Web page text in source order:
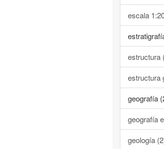
escala
estructura
estructura
geografía
geografía
geología